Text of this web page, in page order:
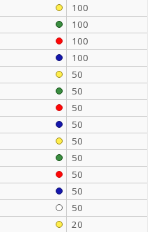
100
100
100
100
50
50
50
50
50
50
50
50
50
20